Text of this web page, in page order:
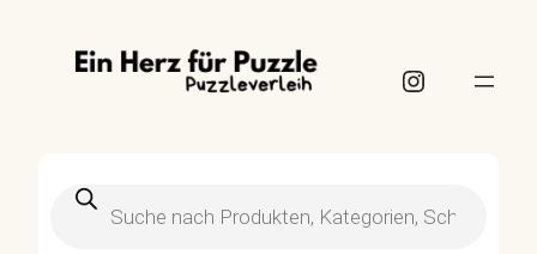
Instagram
Products
search